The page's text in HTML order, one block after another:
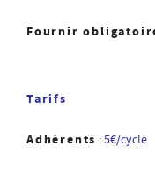
Fournir
Tarifs
Adhérents :5€/cycle